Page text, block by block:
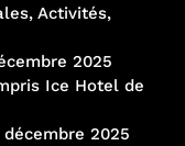
Activités,
2025
Ice Hotel de
2025